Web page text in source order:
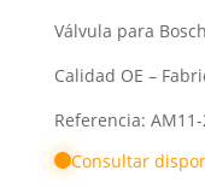
Válvula para Bosch
Calidad OE –
Referencia:
Consultar